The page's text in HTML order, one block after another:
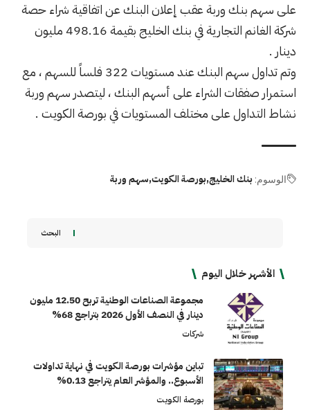
على سهم بنك وربة عقب إعلان البنك عن اتفاقية شراء حصة
شركة الغانم التجارية في بنك الخليج بقيمة 498.16 مليون
دينار .
وتم تداول سهم البنك عند مستويات 322 فلساً للسهم ، مع
استمرار صفقات الشراء على أسهم البنك ، ليتصدر سهم وربة
نشاط التداول على مختلف المستويات في بورصة الكويت .
الوسوم: بنك الخليجبورصة الكويت سهم وربة
البحث
الأشهر خلال اليوم
مجموعة الصناعات الوطنية تربح 12.50 مليون
دينار في النصف الأول 2026 بتراجع 68%
شركات
تباين مؤشرات بورصة الكويت في نهاية تداولات
الأسبوع.. والمؤشر العام يتراجع 0.13%
بورصة الكويت